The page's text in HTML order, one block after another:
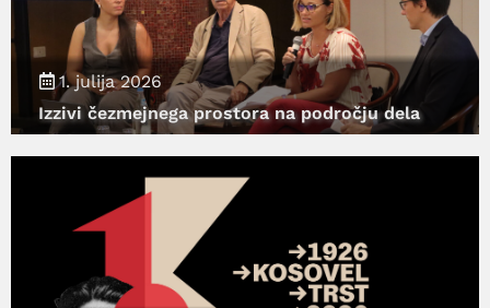
1. julija 2026
Izzivi čezmejnega prostora na področju dela